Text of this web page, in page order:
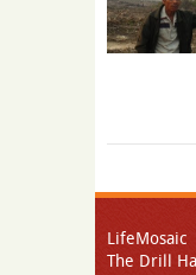
LifeMosaic
The Drill